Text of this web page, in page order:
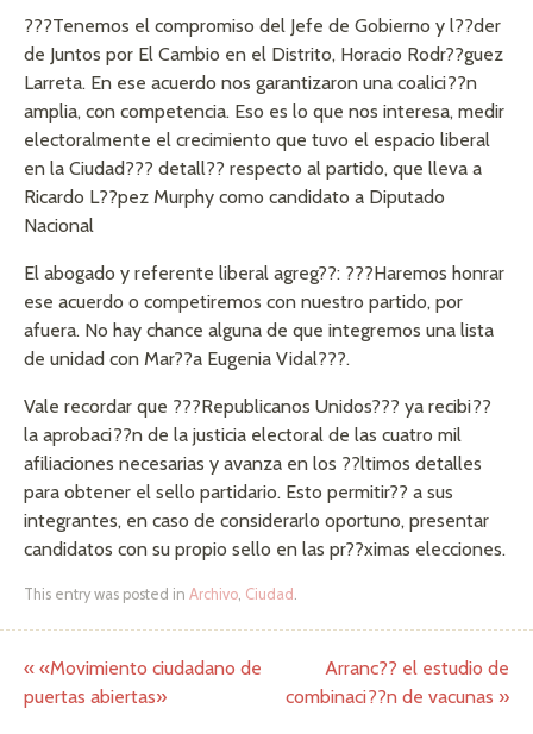
???Tenemos el compromiso del Jefe de Gobierno y l??der
de Juntos por El Cambio en el Distrito, Horacio Rodr??guez
Larreta. En ese acuerdo nos garantizaron una coalici??n
amplia, con competencia. Eso es lo que nos interesa, medir
electoralmente el crecimiento que tuvo el espacio liberal
en la Ciudad??? detall?? respecto al partido, que lleva a
Ricardo L??pez Murphy como candidato a Diputado
Nacional
El abogado y referente liberal agreg??: ???Haremos honrar
ese acuerdo o competiremos con nuestro partido, por
afuera. No hay chance alguna de que integremos una lista
de unidad con Mar??a Eugenia Vidal???.
Vale recordar que ???Republicanos Unidos??? ya recibi??
la aprobaci??n de la justicia electoral de las cuatro mil
afiliaciones necesarias y avanza en los ??ltimos detalles
para obtener el sello partidario. Esto permitir?? a sus
integrantes, en caso de considerarlo oportuno, presentar
candidatos con su propio sello en las pr??ximas elecciones.
This entry was posted in Archivo, Ciudad .
Post navigation
« «Movimiento ciudadano de
puertas abiertas»
Arranc?? el estudio de
combinaci??n de vacunas »